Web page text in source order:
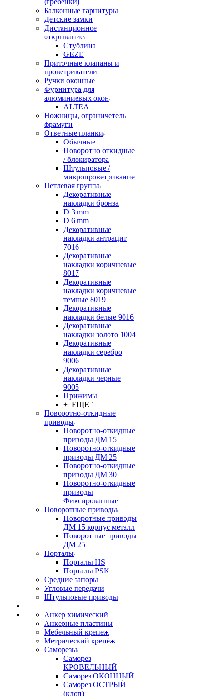
(гребенки)
Балконные гарнитуры
Детские замки
Дистанционное
открывание
Стублина
GEZE
Приточные клапаны и
проветриватели
Ручки оконные
Фурнитура для
алюминиевых окон
ALTEA
Ножницы, ограничетель
фрамуги
Ответные планки
Обычные
Поворотно откидные
/ блокиратора
Штульповые /
микропроветривание
Петлевая группа
Декоративные
накладки бронза
D 3 mm
D 6 mm
Декоративные
накладки антрацит
7016
Декоративные
накладки коричневые
8017
Декоративные
накладки коричневые
темные 8019
Декоративные
накладки белые 9016
Декоративные
накладки золото 1004
Декоративные
накладки серебро
9006
Декоративные
накладки черные
9005
Прижимы
+ ЕЩЕ 1
Поворотно-откидные
приводы
Поворотно-откидные
приводы ДМ 15
Поворотно-откидные
приводы ДМ 25
Поворотно-откидные
приводы ДМ 30
Поворотно-откидные
приводы
Фиксированные
Поворотные приводы
Поворотные приводы
ДМ 15 корпус металл
Поворотные приводы
ДМ 25
Порталы
Порталы HS
Порталы PSK
Средние запоры
Угловые передачи
Штульповые приводы
Анкер химический
Анкерные пластины
Мебельный крепеж
Метрический крепёж
Саморезы
Саморез
КРОВЕЛЬНЫЙ
Саморез ОКОННЫЙ
Саморез ОСТРЫЙ
(клоп)